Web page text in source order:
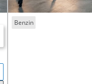
Benzin